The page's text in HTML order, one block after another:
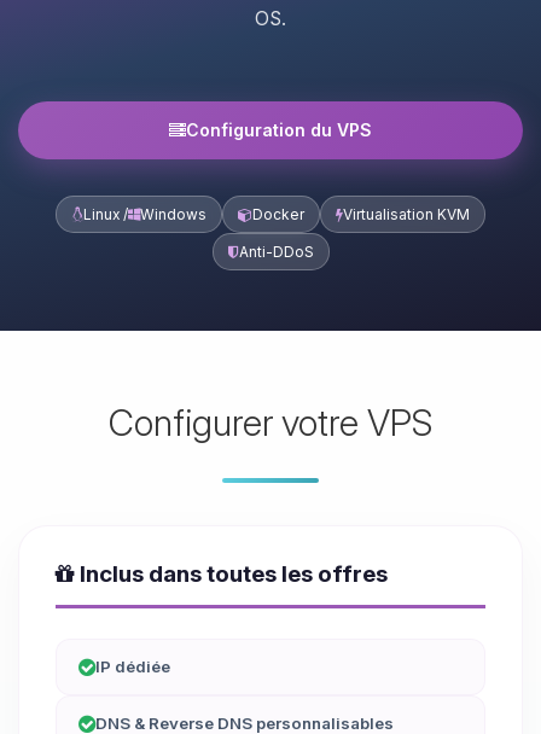
OS.
Configuration du VPS
Linux / Windows Docker Virtualisation KVM
Anti-DDoS
Configurer votre VPS
Inclus dans toutes les offres
IP dédiée
DNS & Reverse DNS personnalisables